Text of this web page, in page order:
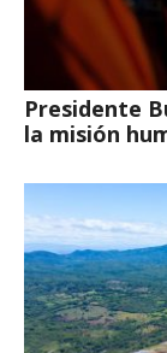
Presidente
la misión